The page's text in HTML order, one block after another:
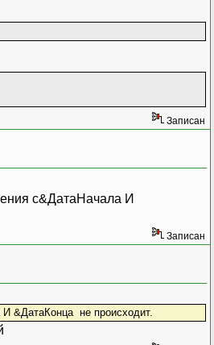
Записан
с&ДатаНачала И
Записан
&ДатаКонца не происходит.